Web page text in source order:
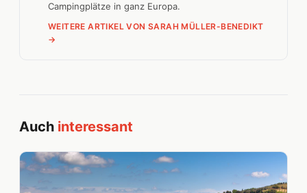
Campingplätze in ganz Europa.
WEITERE ARTIKEL VON SARAH MÜLLER-BENEDIKT
→
Auch interessant